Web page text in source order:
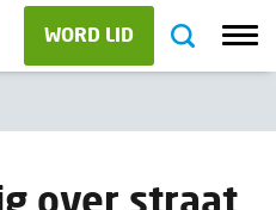
WORD LID
over straat